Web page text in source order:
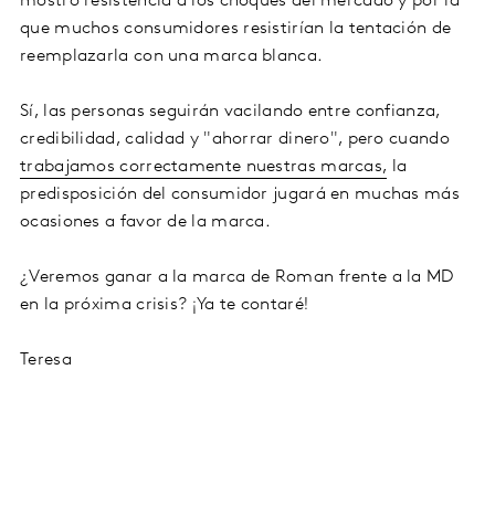
que muchos consumidores resistirían la tentación de
reemplazarla con una marca blanca.
Sí, las personas seguirán vacilando entre confianza,
credibilidad, calidad y "ahorrar dinero", pero cuando
trabajamos correctamente nuestras marcas, la
predisposición del consumidor jugará en muchas más
ocasiones a favor de la marca.
¿Veremos ganar a la marca de Roman frente a la MD
en la próxima crisis? ¡Ya te contaré!
Teresa